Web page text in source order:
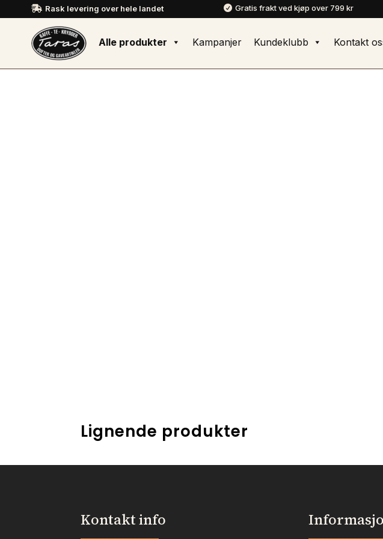
 Rask levering over hele landet  Gratis frakt ved kjøp over 799 kr
Alle produkter Kampanjer Kundeklubb Kontakt
Lignende produkter
Kontakt info